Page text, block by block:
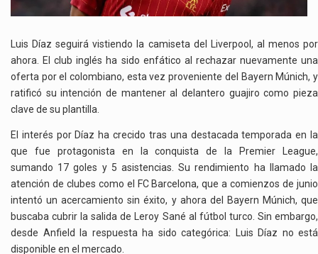
QUE
NO
ESTÁ
EN
VENTA
Luis Díaz seguirá vistiendo la camiseta del Liverpool, al menos por
ahora. El club inglés ha sido enfático al rechazar nuevamente una
oferta por el colombiano, esta vez proveniente del Bayern Múnich, y
ratificó su intención de mantener al delantero guajiro como pieza
clave de su plantilla.
El interés por Díaz ha crecido tras una destacada temporada en la
que fue protagonista en la conquista de la Premier League,
sumando 17 goles y 5 asistencias. Su rendimiento ha llamado la
atención de clubes como el FC Barcelona, que a comienzos de junio
intentó un acercamiento sin éxito, y ahora del Bayern Múnich, que
buscaba cubrir la salida de Leroy Sané al fútbol turco. Sin embargo,
desde Anfield la respuesta ha sido categórica: Luis Díaz no está
disponible en el mercado.